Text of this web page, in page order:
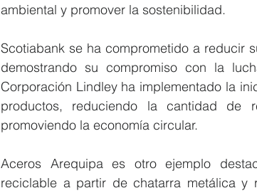
ambiental y promover la sostenibilidad.
Scotiabank se ha comprometido a reducir
demostrando su compromiso con la
Corporación Lindley ha implementado la
productos, reduciendo la cantidad de
promoviendo la economía circular.
Aceros Arequipa es otro ejemplo
reciclable a partir de chatarra metálica y